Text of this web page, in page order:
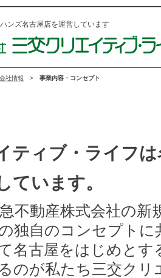
ンズ名古屋店を運営しています
会社情報 事業内容・コンセプト
ティブ・ライフ
ています。
不動産株式会社の
独自のコンセプト
名古屋をはじめと
のが私たち三交ク